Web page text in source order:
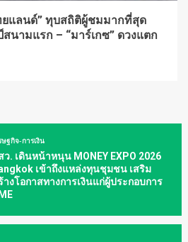
ยแลนด์” ทุบสถิติผู้ชมมากที่สุด
นามแรก – “มาร์เกซ” ดวงแตก
ษฐกิจ-การเงิน
ว. เดินหน้าหนุน MONEY EXPO 2026
เข้าถึงแหล่งทุนชุมชน เสริม
างโอกาสทางการเงินแก่ผู้ประกอบการ